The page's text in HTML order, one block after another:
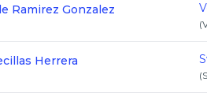
Ramirez Gonzalez
(
Herrera
(